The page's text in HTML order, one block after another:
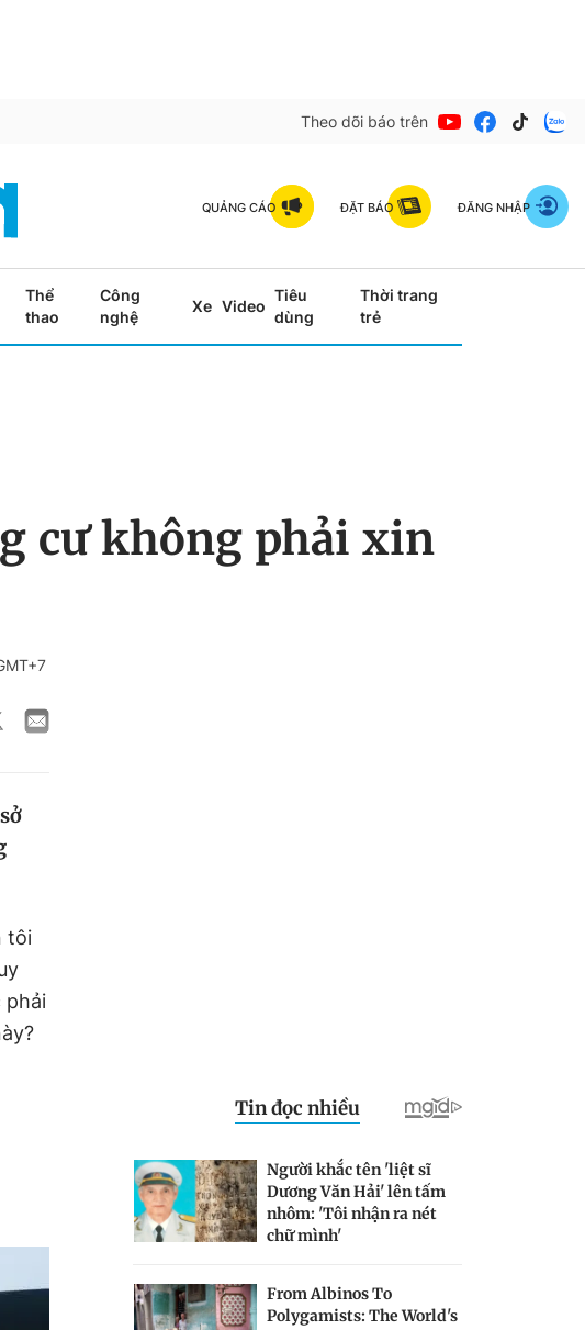
Theo dõi báo trên
QUẢNG CÁO ĐẶT BÁO ĐĂNG NHẬP
Thể
thao
Công
nghệ
Xe Video
Tiêu
dùng
Thời trang
trẻ
cư không phải xin
tôi
phải